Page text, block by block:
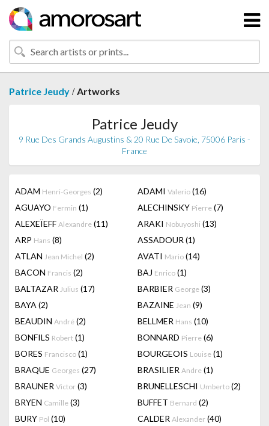
Patrice Jeudy /Artworks
Patrice Jeudy
9 Rue Des Grands Augustins & 20 Rue De Savoie, 75006 Paris -
France
ADAM Henri-Georges (2) ADAMI Valerio (16)
AGUAYO Fermin (1) ALECHINSKY Pierre (7)
ALEXEÏEFF Alexandre (11) ARAKI Nobuyoshi (13)
ARP Hans (8) ASSADOUR (1)
ATLAN Jean Michel (2) AVATI Mario (14)
BACON Francis (2) BAJ Enrico (1)
BALTAZAR Julius (17) BARBIER George (3)
BAYA (2) BAZAINE Jean (9)
BEAUDIN André (2) BELLMER Hans (10)
BONFILS Robert (1) BONNARD Pierre (6)
BORES Francisco (1) BOURGEOIS Louise (1)
BRAQUE Georges (27) BRASILIER Andre (1)
BRAUNER Victor (3) BRUNELLESCHI Umberto (2)
BRYEN Camille (3) BUFFET Bernard (2)
BURY Pol (10) CALDER Alexander (40)